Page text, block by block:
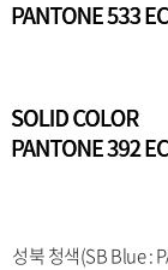
성북 청색(SB Blue :